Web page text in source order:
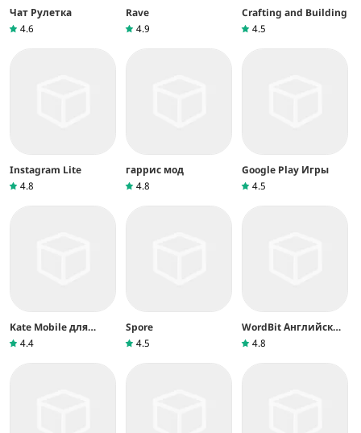
Чат Рулетка
4.6
Rave
4.9
Crafting and Building
4.5
Instagram Lite
4.8
гаррис мод
4.8
Google Play Игры
4.5
Kate Mobile для
ВКонтакте
4.4
Spore
4.5
WordBit Английский
язык
4.8